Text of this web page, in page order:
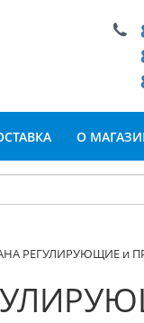
О
РЕГУЛИРУЮЩИЕ и